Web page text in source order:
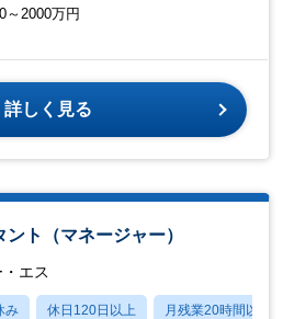
～2000万円
詳しく見る
ト（マネージャー）
エス
み 休日120日以上 月残業20時間以内